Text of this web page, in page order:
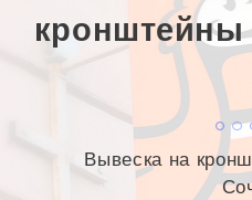
УСЛУГИ
НАШИ РАБОТЫ
кронштейны
Вывеска на